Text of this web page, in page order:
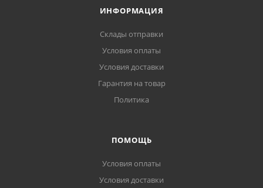
ИНФОРМАЦИЯ
Склады отправки
Условия оплаты
Условия доставки
Гарантия на товар
Политика
ПОМОЩЬ
Условия оплаты
Условия доставки